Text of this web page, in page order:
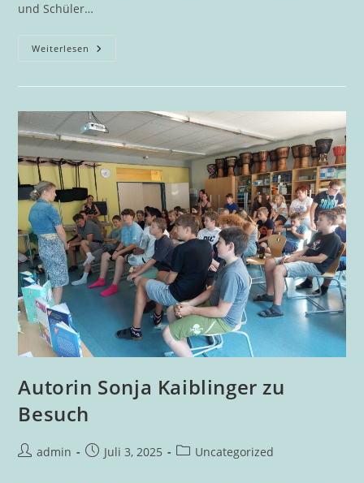
und Schüler…
Weiterlesen Berufsinformationsmesse
An
DigiMS
Goisern
Autorin Sonja Kaiblinger zu
Besuch
Beitrags-
admin
BeitragJuli 3, 2025
Beitrags-
Uncategorized